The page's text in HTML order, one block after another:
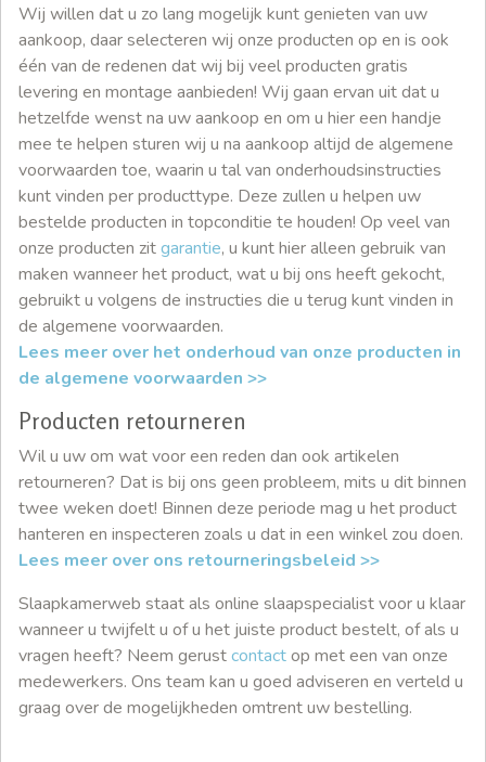
Wij willen dat u zo lang mogelijk kunt genieten van uw
aankoop, daar selecteren wij onze producten op en is ook
één van de redenen dat wij bij veel producten gratis
levering en montage aanbieden! Wij gaan ervan uit dat u
hetzelfde wenst na uw aankoop en om u hier een handje
mee te helpen sturen wij u na aankoop altijd de algemene
voorwaarden toe, waarin u tal van onderhoudsinstructies
kunt vinden per producttype. Deze zullen u helpen uw
bestelde producten in topconditie te houden! Op veel van
onze producten zitgarantie, u kunt hier alleen gebruik van
maken wanneer het product, wat u bij ons heeft gekocht,
gebruikt u volgens de instructies die u terug kunt vinden in
de algemene voorwaarden.
Lees meer over het onderhoud van onze producten in
de algemene voorwaarden >>
Producten retourneren
Wil u uw om wat voor een reden dan ook artikelen
retourneren? Dat is bij ons geen probleem, mits u dit binnen
twee weken doet! Binnen deze periode mag u het product
hanteren en inspecteren zoals u dat in een winkel zou doen.
Lees meer over ons retourneringsbeleid >>
Slaapkamerweb staat als online slaapspecialist voor u klaar
wanneer u twijfelt u of u het juiste product bestelt, of als u
vragen heeft? Neem gerustcontactop met een van onze
medewerkers. Ons team kan u goed adviseren en verteld u
graag over de mogelijkheden omtrent uw bestelling.